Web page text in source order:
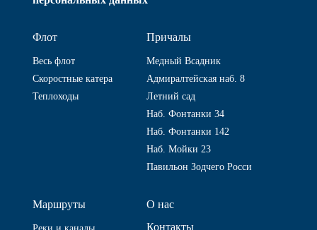
Флот
Весь флот
Скоростные катера
Теплоходы
Причалы
Медный Всадник
Адмиралтейская наб. 8
Летний сад
Наб. Фонтанки 34
Наб. Фонтанки 142
Наб. Мойки 23
Павильон Зодчего Росси
Маршруты
О нас
Контакты